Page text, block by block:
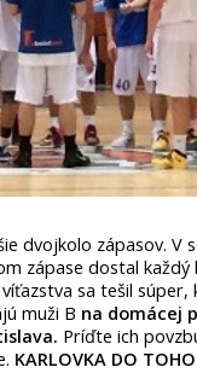
dvojkolo zápasov. V
zápase dostal
sa tešil
muži B na domácej
Príďte ich
KARLOVKA DO